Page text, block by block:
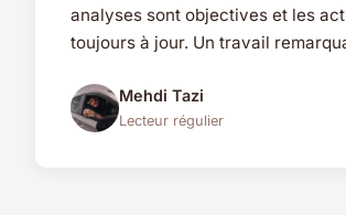
analyses sont objectives et les
toujours à jour. Un travail
Mehdi Tazi
Lecteur régulier